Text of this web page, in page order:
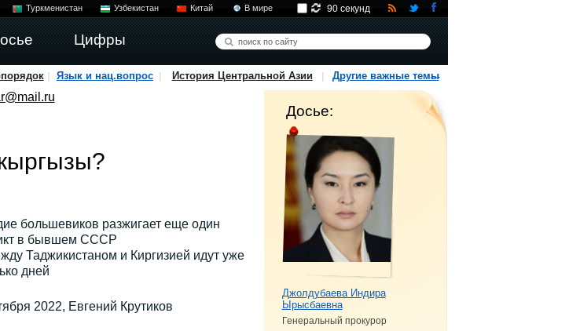
Туркменистан Узбекистан Китай В мире
Цифры
90 секунд
Язык и нац.вопрос История Центральной Азии Другие важные темы
большевиков разжигает еще один
в бывшем СССР
Таджикистаном и Киргизией идут уже
дней
2022, Евгений Крутиков
Досье:
Джолдубаева Индира
Ырысбаевна
Генеральный прокурор